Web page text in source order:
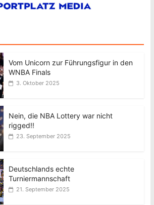
Vom Unicorn zur Führungsfigur in den
WNBA Finals
3. Oktober 2025
Nein, die NBA Lottery war nicht
rigged!!
23. September 2025
Deutschlands echte
Turniermannschaft
21. September 2025